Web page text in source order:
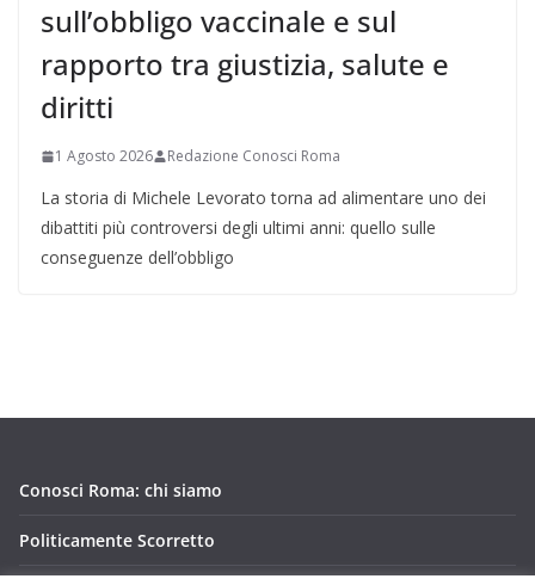
sull’obbligo vaccinale e sul
rapporto tra giustizia, salute e
diritti
1 Agosto 2026 Redazione Conosci Roma
La storia di Michele Levorato torna ad alimentare uno dei
dibattiti più controversi degli ultimi anni: quello sulle
conseguenze dell’obbligo
Conosci Roma: chi siamo
Politicamente Scorretto